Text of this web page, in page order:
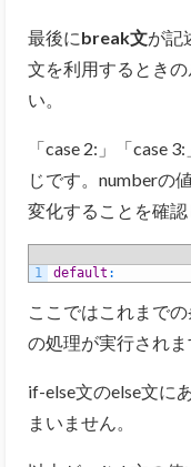
最後にbreak文が記
文を利用するとき
い。
「case 2:」「case
じです。numberの
変化することを確認
1 default :
ここではこれまで
の処理が実行されま
if-else文のelse文に
まいません。